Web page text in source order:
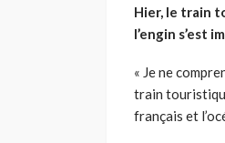
Hier, le train
l’engin s’est
« Je ne
train
français et